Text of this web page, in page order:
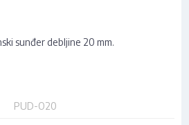
sunđer debljine 20 mm.
PUD-O20